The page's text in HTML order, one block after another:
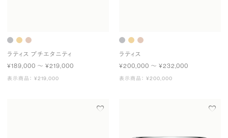
ラティス プチエタニティ
¥189,000 〜 ¥219,000
表示商品： ¥219,000
ラティス
¥200,000 〜 ¥232,000
表示商品： ¥200,000